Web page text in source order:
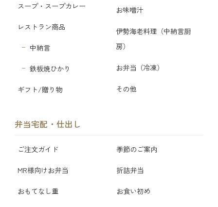
スープ・スープカレー
レストラン商品
中納言
鉄板焼ひかり
ギフト/贈り物
お味噌汁
伊勢海老料理（中納言厨
房）
お弁当（冷凍）
その他
弁当宅配・仕出し
ご注文ガイド 季節のご案内
MR様向けお弁当 折詰弁当
おもてなし重 お食い初め